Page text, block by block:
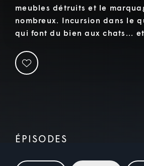
meubles détruits et le
nombreux. Incursion dans le
qui font du bien aux chats...
ÉPISODES